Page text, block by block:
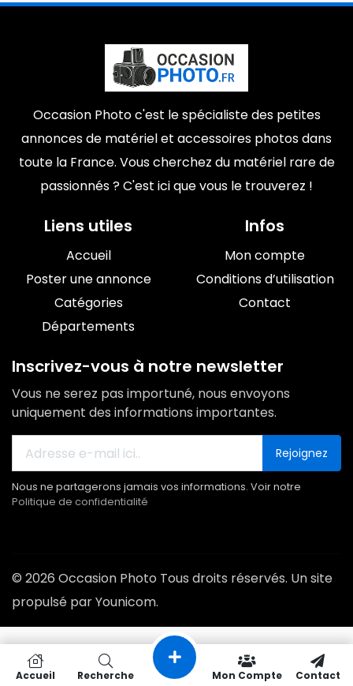
Occasion Photo c'est le spécialiste des petites
annonces de matériel et accessoires photos dans
toute la France. Vous cherchez du matériel rare de
passionnés ? C'est ici que vous le trouverez !
Liens utiles
Accueil
Poster une annonce
Catégories
Départements
Infos
Mon compte
Conditions d’utilisation
Contact
Inscrivez-vous à notre newsletter
Vous ne serez pas importuné, nous envoyons
uniquement des informations importantes.
Rejoignez
Nous ne partagerons jamais vos informations. Voir notre
Politique de confidentialité
© 2026 Occasion Photo Tous droits réservés. Un site
propulsé par Younicom.
Accueil Recherche Mon Compte Contact